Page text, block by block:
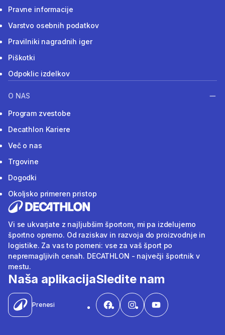
Pravne informacije
Varstvo osebnih podatkov
Pravilniki nagradnih iger
Piškotki
Odpoklic izdelkov
O NAS
Program zvestobe
Decathlon Kariere
Več o nas
Trgovine
Dogodki
Okoljsko primeren pristop
Vi se ukvarjate z najljubšim športom, mi pa izdelujemo
športno opremo. Od raziskav in razvoja do proizvodnje in
logistike. Za vas to pomeni: vse za vaš šport po
nepremagljivih cenah. DECATHLON - največji športnik v
mestu.
Naša aplikacija
Prenesi
Sledite nam